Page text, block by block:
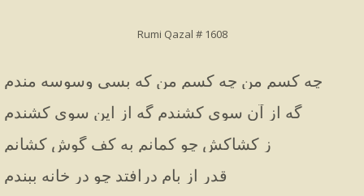
Rumi Qazal # 1608
چه کسم من چه کسم من که بسی وسوسه مندم
گه از آن سوی کشندم گه از این سوی کشندم
ز کشاکش چو کمانم به کف گوش کشانم
قدر از بام درافتد چو در خانه ببندم